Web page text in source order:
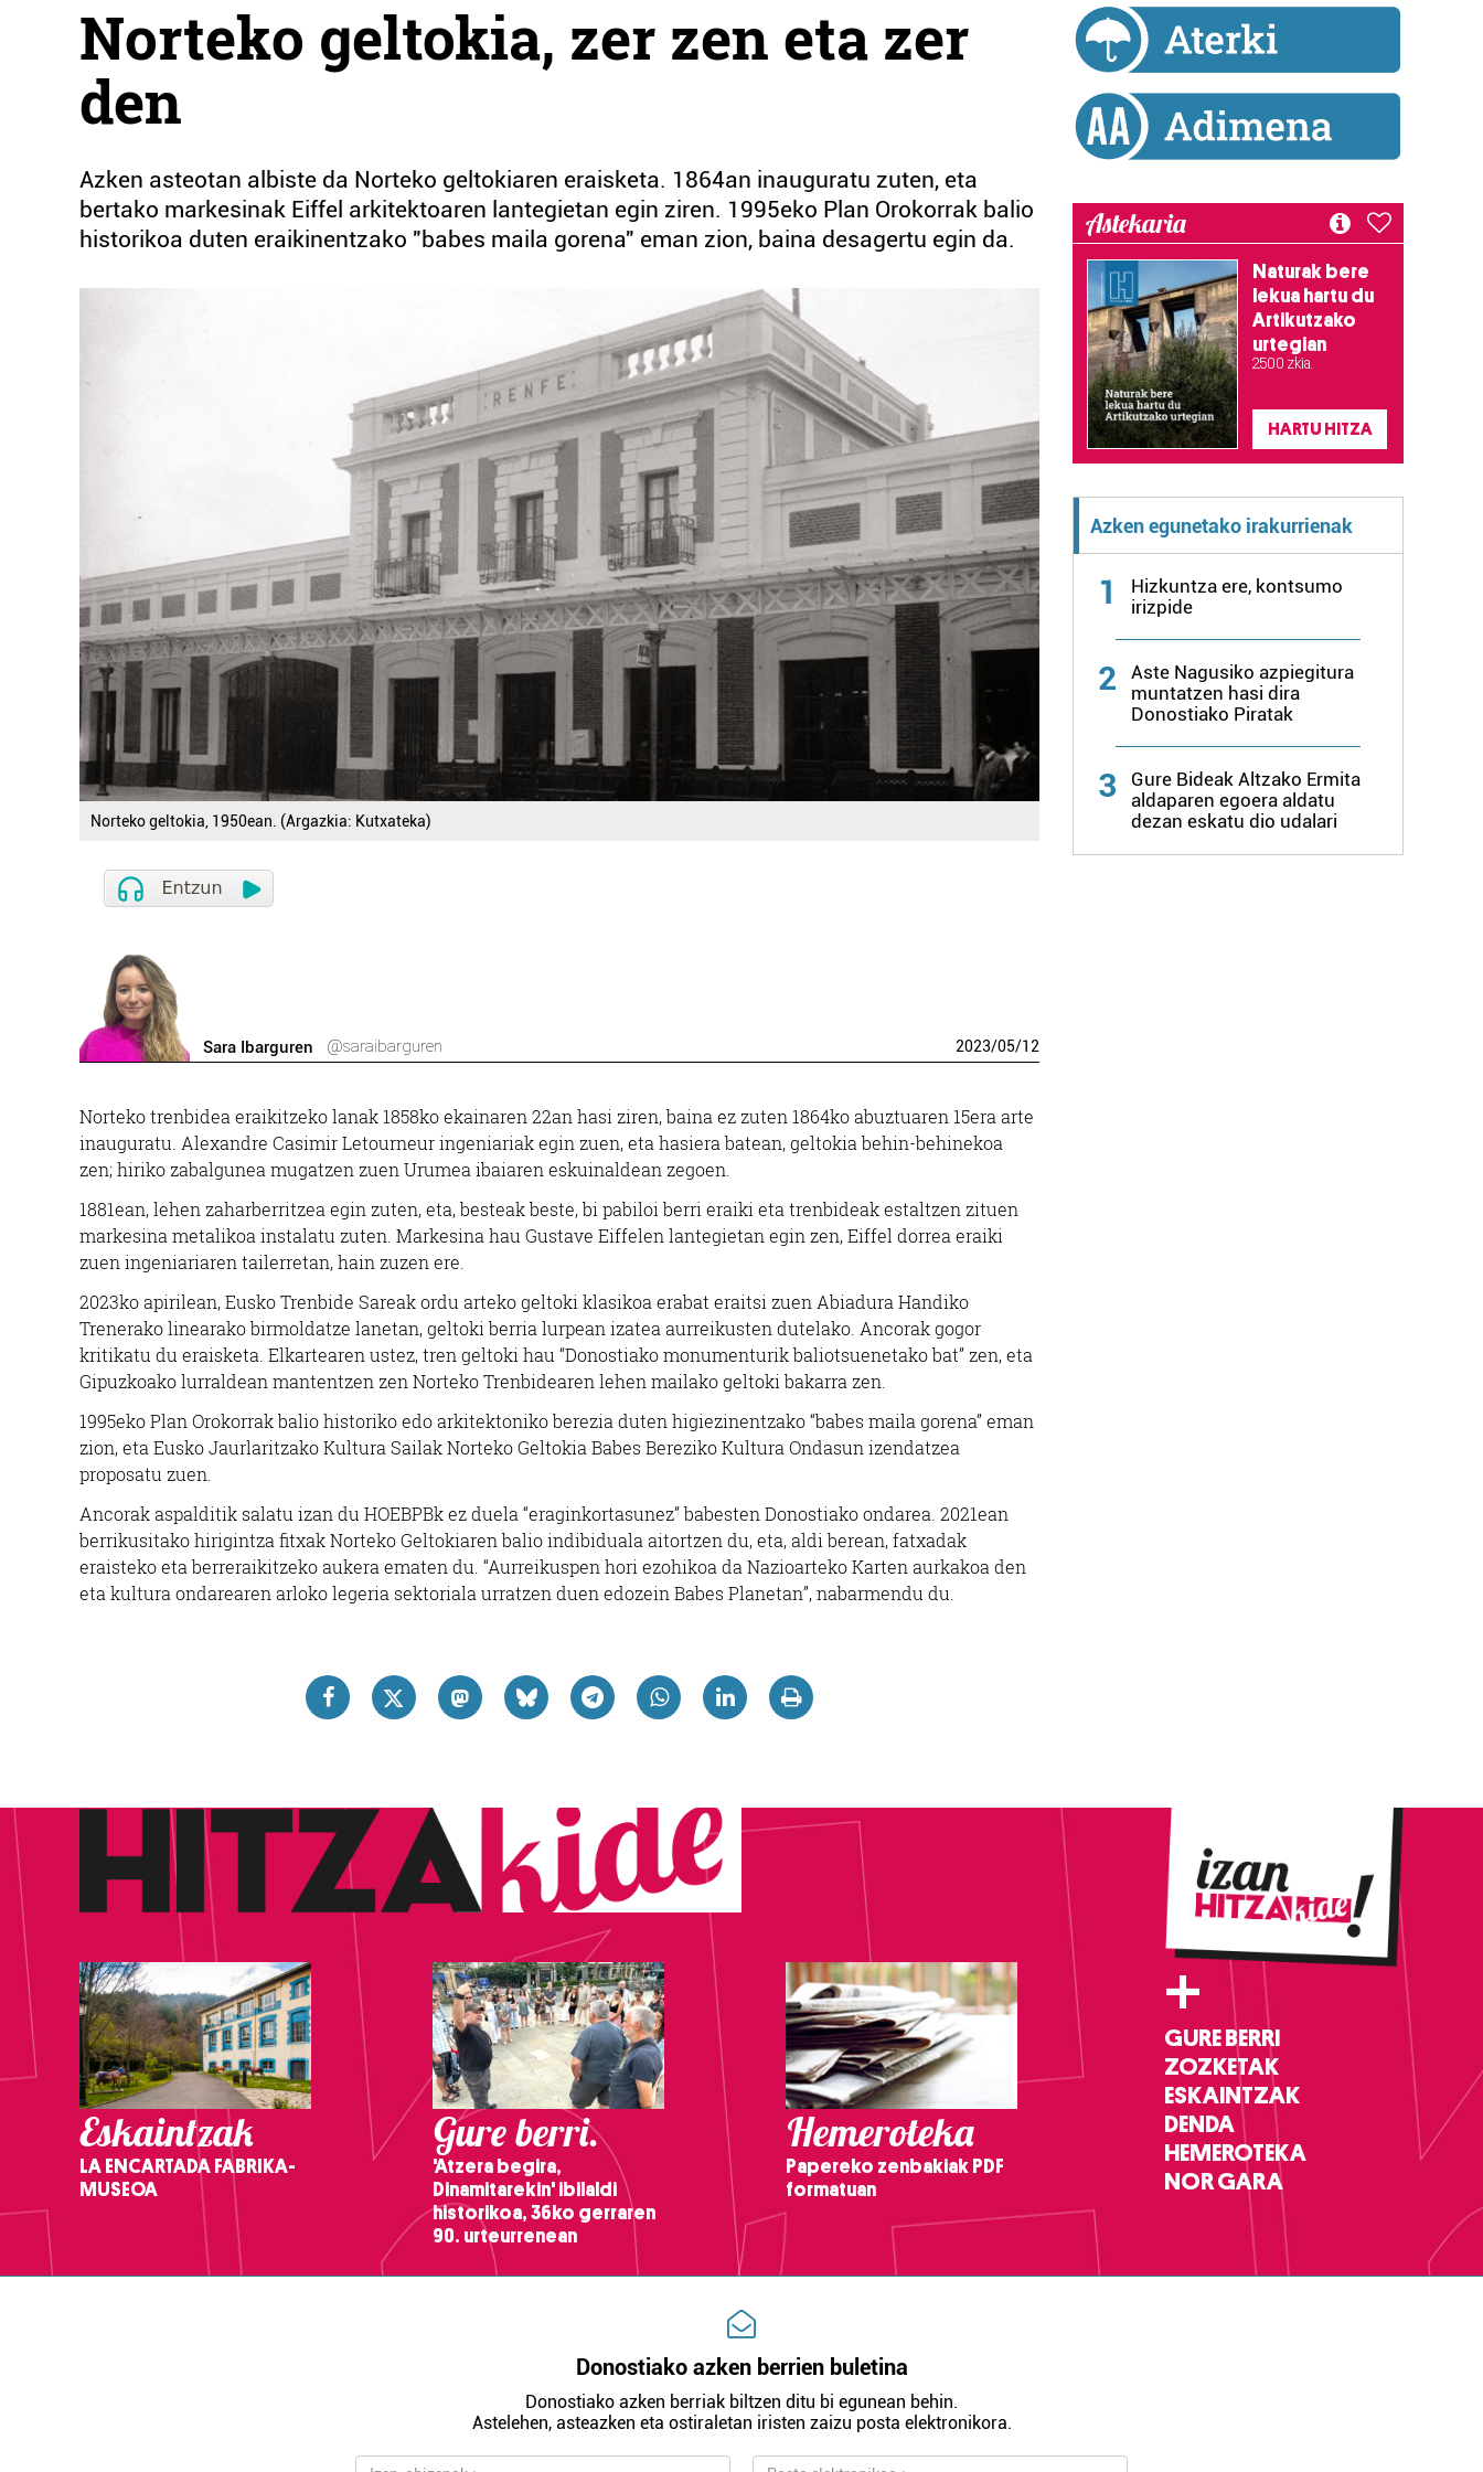
Norteko geltokia, zer zen eta zer
den
Azken asteotan albiste da Norteko geltokiaren eraisketa. 1864an inauguratu zuten, eta
bertako markesinak Eiffel arkitektoaren lantegietan egin ziren. 1995eko Plan Orokorrak balio
historikoa duten eraikinentzako "babes maila gorena" eman zion, baina desagertu egin da.
Norteko geltokia, 1950ean. (Argazkia: Kutxateka)
Sara Ibarguren @saraibarguren 2023/05/12
Norteko trenbidea eraikitzeko lanak 1858ko ekainaren 22an hasi ziren, baina ez zuten 1864ko abuztuaren 15era arte
inauguratu. Alexandre Casimir Letourneur ingeniariak egin zuen, eta hasiera batean, geltokia behin-behinekoa
zen; hiriko zabalgunea mugatzen zuen Urumea ibaiaren eskuinaldean zegoen.
1881ean, lehen zaharberritzea egin zuten, eta, besteak beste, bi pabiloi berri eraiki eta trenbideak estaltzen zituen
markesina metalikoa instalatu zuten. Markesina hau Gustave Eiffelen lantegietan egin zen, Eiffel dorrea eraiki
zuen ingeniariaren tailerretan, hain zuzen ere.
2023ko apirilean, Eusko Trenbide Sareak ordu arteko geltoki klasikoa erabat eraitsi zuen Abiadura Handiko
Trenerako linearako birmoldatze lanetan, geltoki berria lurpean izatea aurreikusten dutelako. Ancorak gogor
kritikatu du eraisketa. Elkartearen ustez, tren geltoki hau “Donostiako monumenturik baliotsuenetako bat” zen, eta
Gipuzkoako lurraldean mantentzen zen Norteko Trenbidearen lehen mailako geltoki bakarra zen.
1995eko Plan Orokorrak balio historiko edo arkitektoniko berezia duten higiezinentzako “babes maila gorena” eman
zion, eta Eusko Jaurlaritzako Kultura Sailak Norteko Geltokia Babes Bereziko Kultura Ondasun izendatzea
proposatu zuen.
Ancorak aspalditik salatu izan du HOEBPBk ez duela “eraginkortasunez” babesten Donostiako ondarea. 2021ean
berrikusitako hirigintza fitxak Norteko Geltokiaren balio indibiduala aitortzen du, eta, aldi berean, fatxadak
eraisteko eta berreraikitzeko aukera ematen du. “Aurreikuspen hori ezohikoa da Nazioarteko Karten aurkakoa den
eta kultura ondarearen arloko legeria sektoriala urratzen duen edozein Babes Planetan”, nabarmendu du.
Astekaria
Naturak bere
lekua hartu du
Artikutzako
urtegian
2.500 zkia.
HARTU HITZA
Azken egunetako irakurrienak
1
Hizkuntza ere, kontsumo
irizpide
2
Aste Nagusiko azpiegitura
muntatzen hasi dira
Donostiako Piratak
3
Gure Bideak Altzako Ermita
aldaparen egoera aldatu
dezan eskatu dio udalari
Eskaintzak
LA ENCARTADA FABRIKA-
MUSEOA
Gure berri.
'Atzera begira,
Dinamitarekin' ibilaldi
historikoa, 36ko gerraren
90. urteurrenean
Hemeroteka
Papereko zenbakiak PDF
formatuan
+
GURE BERRI
ZOZKETAK
ESKAINTZAK
DENDA
HEMEROTEKA
NOR GARA
Donostiako azken berrien buletina
Donostiako azken berriak biltzen ditu bi egunean behin.
Astelehen, asteazken eta ostiraletan iristen zaizu posta elektronikora.